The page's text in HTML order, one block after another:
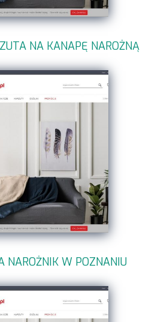
NA KANAPĘ NAROŻNĄ
NAROŻNIK W POZNANIU